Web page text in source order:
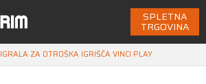
SPLETNA
TRGOVINA
IGRALA ZA OTROŠKA IGRIŠČA VINCI PLAY